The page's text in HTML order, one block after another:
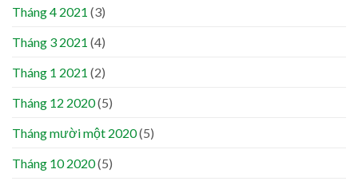
Tháng 4 2021 (3)
Tháng 3 2021 (4)
Tháng 1 2021 (2)
Tháng 12 2020(5)
Tháng mười một 2020(5)
Tháng 10 2020(5)